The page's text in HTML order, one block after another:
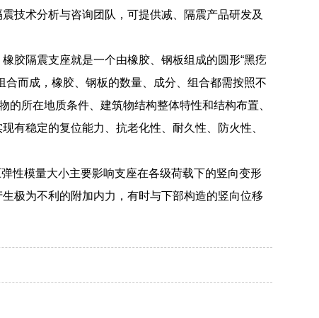
技术分析与咨询团队，可提供减、隔震产品研发及
胶隔震支座就是一个由橡胶、钢板组成的圆形“黑疙
而成，橡胶、钢板的数量、成分、组合都需按照不
的所在地质条件、建筑物结构整体特性和结构布置、
有稳定的复位能力、抗老化性、耐久性、防火性、
性模量大小主要影响支座在各级荷载下的竖向变形
极为不利的附加内力，有时与下部构造的竖向位移